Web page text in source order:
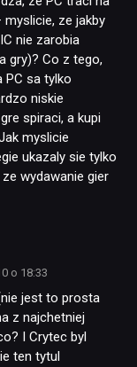
ze jakby
nie zarobia
gry)? Co z tego,
PC sa tylko
niskie
spiraci, a kupi
myslicie
ukazaly sie tylko
wydawanie gier
o 18:33
jest to prosta
z najchetniej
I Crytec byl
ten tytul